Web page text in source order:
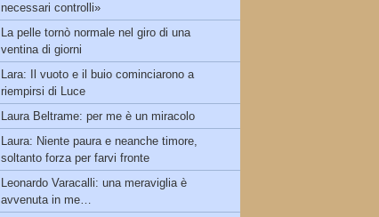
necessari controlli»
La pelle tornò normale nel giro di una
ventina di giorni
Lara: Il vuoto e il buio cominciarono a
riempirsi di Luce
Laura Beltrame: per me è un miracolo
Laura: Niente paura e neanche timore,
soltanto forza per farvi fronte
Leonardo Varacalli: una meraviglia è
avvenuta in me…